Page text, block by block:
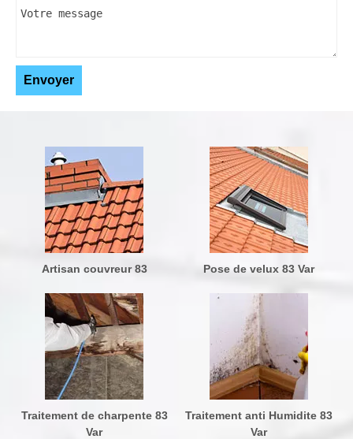
Artisan couvreur 83 Pose de velux 83 Var
Traitement de charpente 83
Var
Traitement anti Humidite 83
Var